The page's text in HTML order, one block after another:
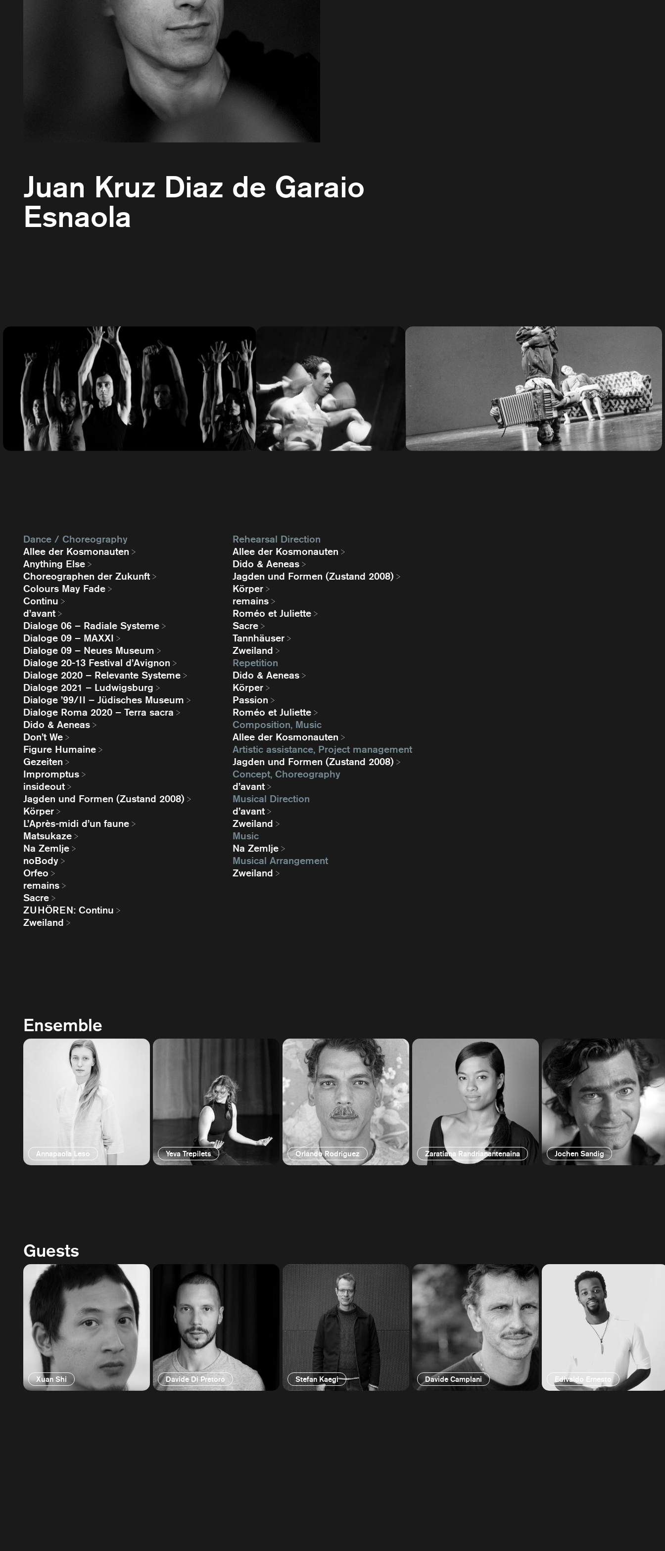
Juan Kruz Diaz de Garaio
Esnaola
Dance / Choreography
Allee der Kosmonauten
Anything Else
Choreographen der Zukunft
Colours May Fade
Continu
d’avant
Dialoge 06 – Radiale Systeme
Dialoge 09 – MAXXI
Dialoge 09 – Neues Museum
Dialoge 20-13 Festival d’Avignon
Dialoge 2020 – Relevante Systeme
Dialoge 2021 – Ludwigsburg
Dialoge ’99/II – Jüdisches Museum
Dialoge Roma 2020 – Terra sacra
Dido & Aeneas
Don’t We
Figure Humaine
Gezeiten
Impromptus
insideout
Jagden und Formen (Zustand 2008)
Körper
L’Après-midi d’un faune
Matsukaze
Na Zemlje
noBody
Orfeo
remains
Sacre
ZUHÖREN: Continu
Zweiland
Rehearsal Direction
Allee der Kosmonauten
Dido & Aeneas
Jagden und Formen (Zustand 2008)
Körper
remains
Roméo et Juliette
Sacre
Tannhäuser
Zweiland
Repetition
Dido & Aeneas
Körper
Passion
Roméo et Juliette
Composition, Music
Allee der Kosmonauten
Artistic assistance, Project management
Jagden und Formen (Zustand 2008)
Concept, Choreography
d’avant
Musical Direction
d’avant
Zweiland
Music
Na Zemlje
Musical Arrangement
Zweiland
Ensemble
Annapaola Leso Yeva Trepilets Orlando Rodriguez Zaratiana Randrianantenaina Jochen Sandig
Guests
Xuan Shi Davide Di Pretoro Stefan Kaegi Davide Camplani Edivaldo Ernesto